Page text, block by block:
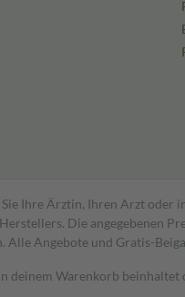
Ihre Ärztin, Ihren Arzt
Die angegebenen
Angebote und Gratis-
Warenkorb